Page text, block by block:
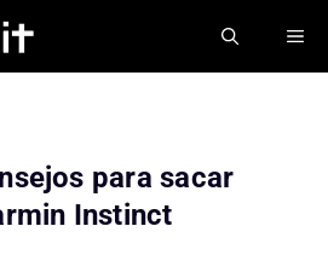
para sacar
Instinct